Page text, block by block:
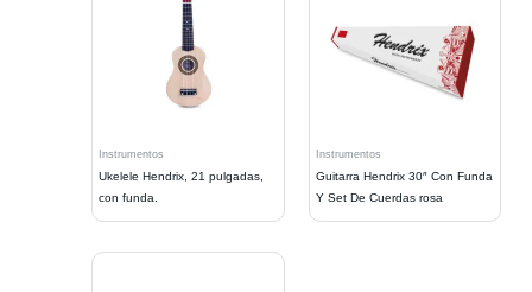
Instrumentos
Ukelele Hendrix, 21 pulgadas,
con funda.
Instrumentos
Guitarra Hendrix 30″ Con Funda
Y Set De Cuerdas rosa